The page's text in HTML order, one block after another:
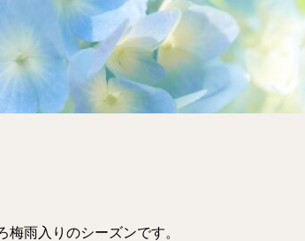
雨入りのシーズンです。